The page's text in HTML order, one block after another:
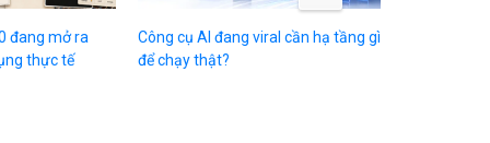
đang mở ra
thực tế
Công cụ AI đang viral cần hạ tầng gì
để chạy thật?